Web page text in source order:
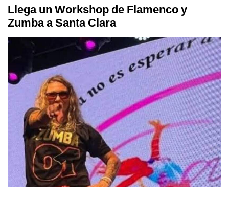
Llega un Workshop de Flamenco y
Zumba a Santa Clara